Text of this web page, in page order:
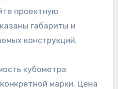
проектную
габариты и
конструкций.
кубометра
марки. Цена